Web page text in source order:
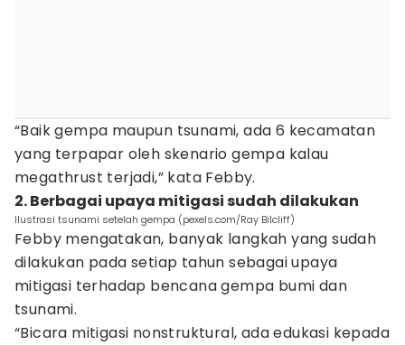
“Baik gempa maupun tsunami, ada 6 kecamatan
yang terpapar oleh skenario gempa kalau
megathrust terjadi,” kata Febby.
2. Berbagai upaya mitigasi sudah dilakukan
Ilustrasi tsunami setelah gempa (pexels.com/Ray Bilcliff)
Febby mengatakan, banyak langkah yang sudah
dilakukan pada setiap tahun sebagai upaya
mitigasi terhadap bencana gempa bumi dan
tsunami.
“Bicara mitigasi nonstruktural, ada edukasi kepada